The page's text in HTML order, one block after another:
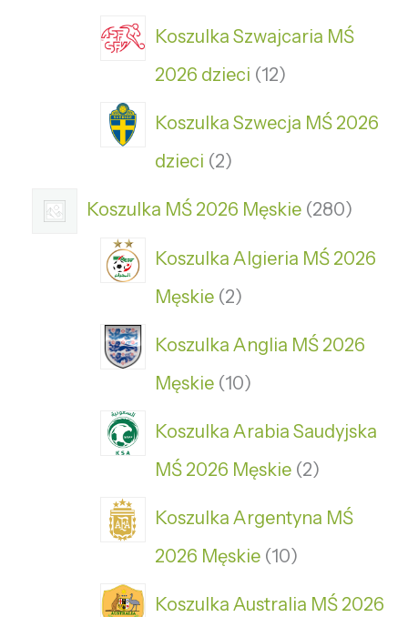
Koszulka Szwajcaria MŚ
2026 dzieci 12
Koszulka Szwecja MŚ 2026
dzieci 2
Koszulka MŚ 2026 Męskie 280
Koszulka Algieria MŚ 2026
Męskie 2
Koszulka Anglia MŚ 2026
Męskie 10
Koszulka Arabia Saudyjska
MŚ 2026 Męskie 2
Koszulka Argentyna MŚ
2026 Męskie 10
Koszulka Australia MŚ 2026